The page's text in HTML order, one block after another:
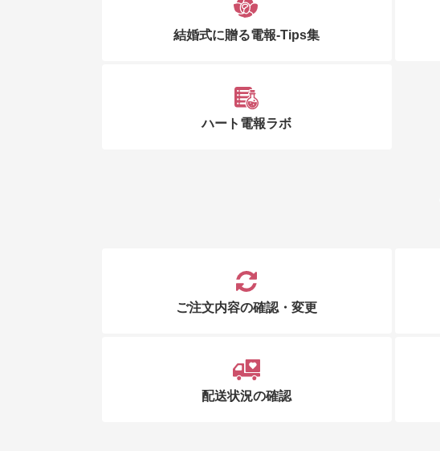
結婚式に贈る電報-Tips集
ハート電報ラボ
ご注文内容の確認・変更
配送状況の確認